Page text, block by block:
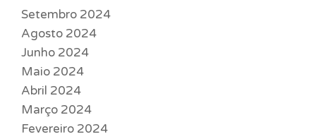
Setembro 2024
Agosto 2024
Junho 2024
Maio 2024
Abril 2024
Março 2024
Fevereiro 2024